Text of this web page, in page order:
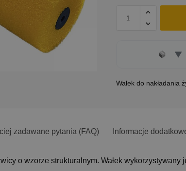
▼
Wałek do nakładania
zadawane pytania (FAQ) Informacje
o wzorze strukturalnym. Wałek